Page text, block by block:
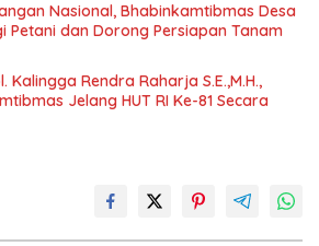
Nasional, Bhabinkamtibmas Desa
Petani dan Dorong Persiapan Tanam
Kalingga Rendra Raharja S.E.,M.H.,
Jelang HUT RI Ke-81 Secara